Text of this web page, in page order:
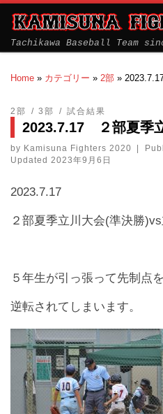
Tachikawa Baseball Team
Home » カテゴリー » 2部 »
2部 3部 試合結果
2023.7.17 ２部夏季
by Kamisuna Fighters 2020
Updated 2023年9月6日
2023.7.17
２部夏季立川大会(準決勝
５年生が引っ張って先制点
逆転されてしまいます。